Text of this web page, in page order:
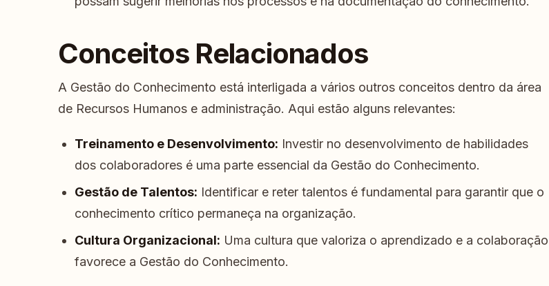
Conceitos Relacionados
A Gestão do Conhecimento está interligada a vários outros conceitos dentro da área
de Recursos Humanos e administração. Aqui estão alguns relevantes:
Treinamento e Desenvolvimento: Investir no desenvolvimento de habilidades
dos colaboradores é uma parte essencial da Gestão do Conhecimento.
Gestão de Talentos: Identificar e reter talentos é fundamental para garantir que o
conhecimento crítico permaneça na organização.
Cultura Organizacional: Uma cultura que valoriza o aprendizado e a colaboração
favorece a Gestão do Conhecimento.